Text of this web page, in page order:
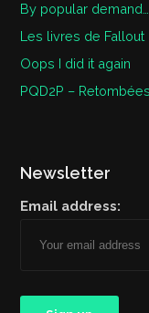
By popular demand…
Les livres de Fallout
Oops I did it again
PQD2P –
Newsletter
Email address: